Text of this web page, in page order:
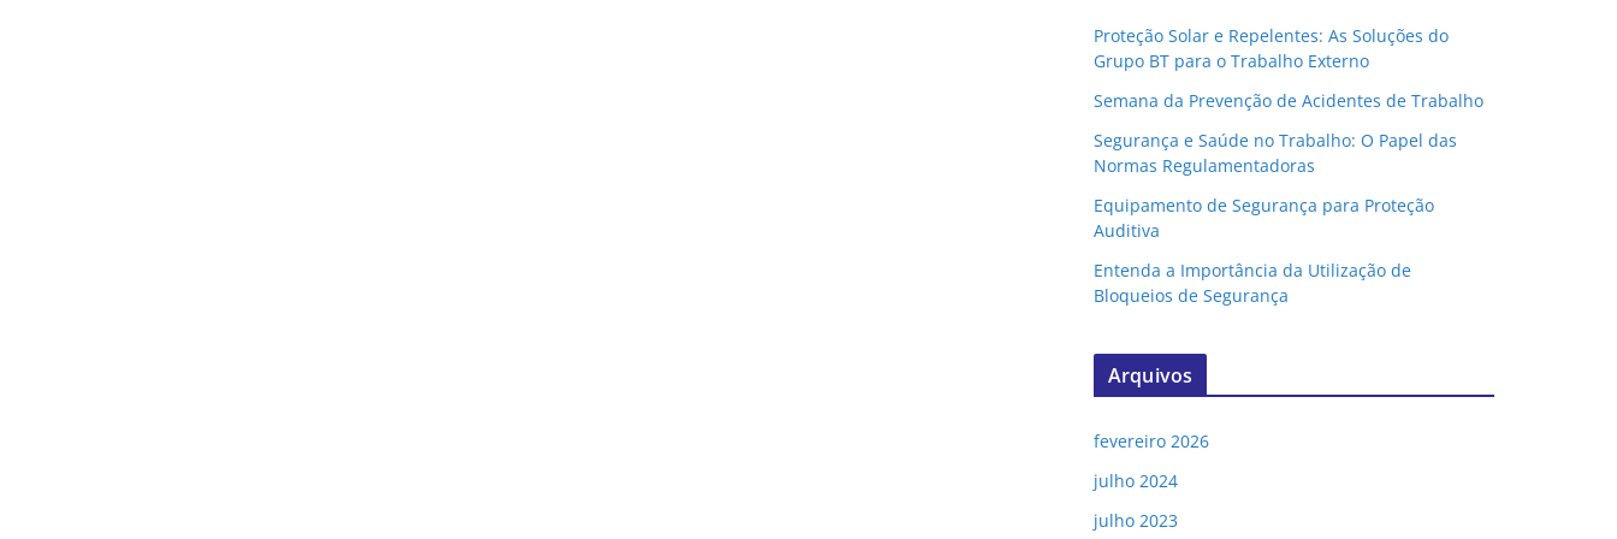
Proteção Solar e Repelentes: As Soluções do
Grupo BT para o Trabalho Externo
Semana da Prevenção de Acidentes de Trabalho
Segurança e Saúde no Trabalho: O Papel das
Normas Regulamentadoras
Equipamento de Segurança para Proteção
Auditiva
Entenda a Importância da Utilização de
Bloqueios de Segurança
Arquivos
fevereiro 2026
julho 2024
julho 2023